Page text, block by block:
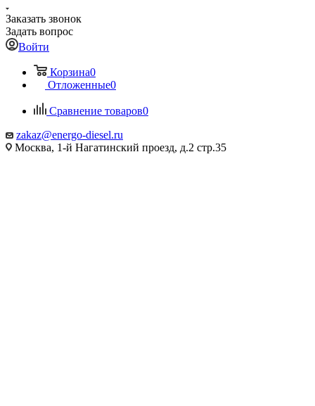
Заказать звонок
Задать вопрос
Войти
Корзина0
Отложенные0
Сравнение товаров0
zakaz@energo-diesel.ru
Москва, 1-й Нагатинский проезд, д.2 стр.35